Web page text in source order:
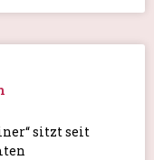
sitzt seit